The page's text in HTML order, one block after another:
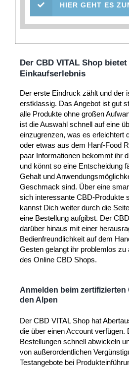
HIER GEHT ES
Der CBD VITAL Shop
Einkaufserlebnis
Der erste Eindruck zählt und der
erstklassig. Das Angebot ist gut
alle Produkte ohne großen
ist die Auswahl schnell auf eine
einzugrenzen, was es erleichtert
oder etwas aus dem Hanf-Food
paar Informationen bekommt ihr
und könnt so eine Entscheidung
Gehalt und
Geschmack sind. Über eine
sich interessante CBD-Produkte
kannst Dich weiter durch die
eine Bestellung aufgibst. Der
darüber hinaus mit einer
Bedienfreundlichkeit auf dem
Gesten gelangt ihr problemlos zu
des Online CBD Shops.
Anmelden beim zertifizierten
den Alpen
Der CBD VITAL Shop hat
die über einen Account verfügen.
Bestellungen schnell abwickeln
von außerordentlichen
Testangebote bei